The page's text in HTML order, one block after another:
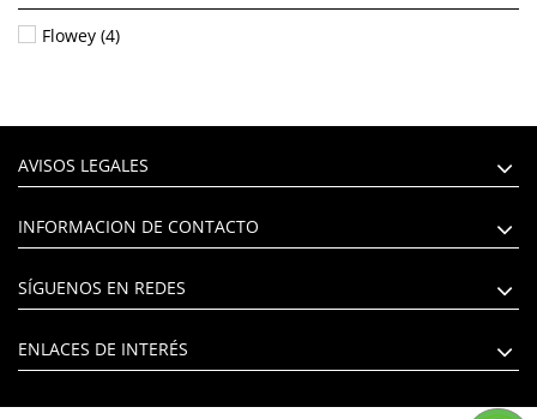
Flowey (4)
AVISOS LEGALES
INFORMACION DE CONTACTO
SÍGUENOS EN REDES
ENLACES DE INTERÉS